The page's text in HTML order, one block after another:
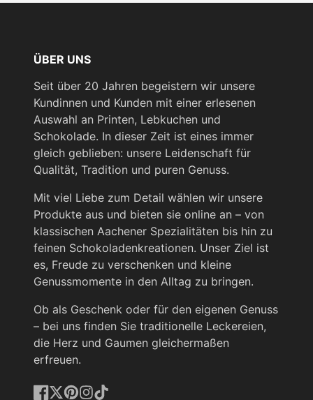
ÜBER UNS
Seit über 20 Jahren begeistern wir unsere
Kundinnen und Kunden mit einer erlesenen
Auswahl an Printen, Lebkuchen und
Schokolade. In dieser Zeit ist eines immer
gleich geblieben: unsere Leidenschaft für
Qualität, Tradition und puren Genuss.
Mit viel Liebe zum Detail wählen wir unsere
Produkte aus und bieten sie online an – von
klassischen Aachener Spezialitäten bis hin zu
feinen Schokoladenkreationen. Unser Ziel ist
es, Freude zu verschenken und kleine
Genussmomente in den Alltag zu bringen.
Ob als Geschenk oder für den eigenen Genuss
– bei uns finden Sie traditionelle Leckereien,
die Herz und Gaumen gleichermaßen
erfreuen.